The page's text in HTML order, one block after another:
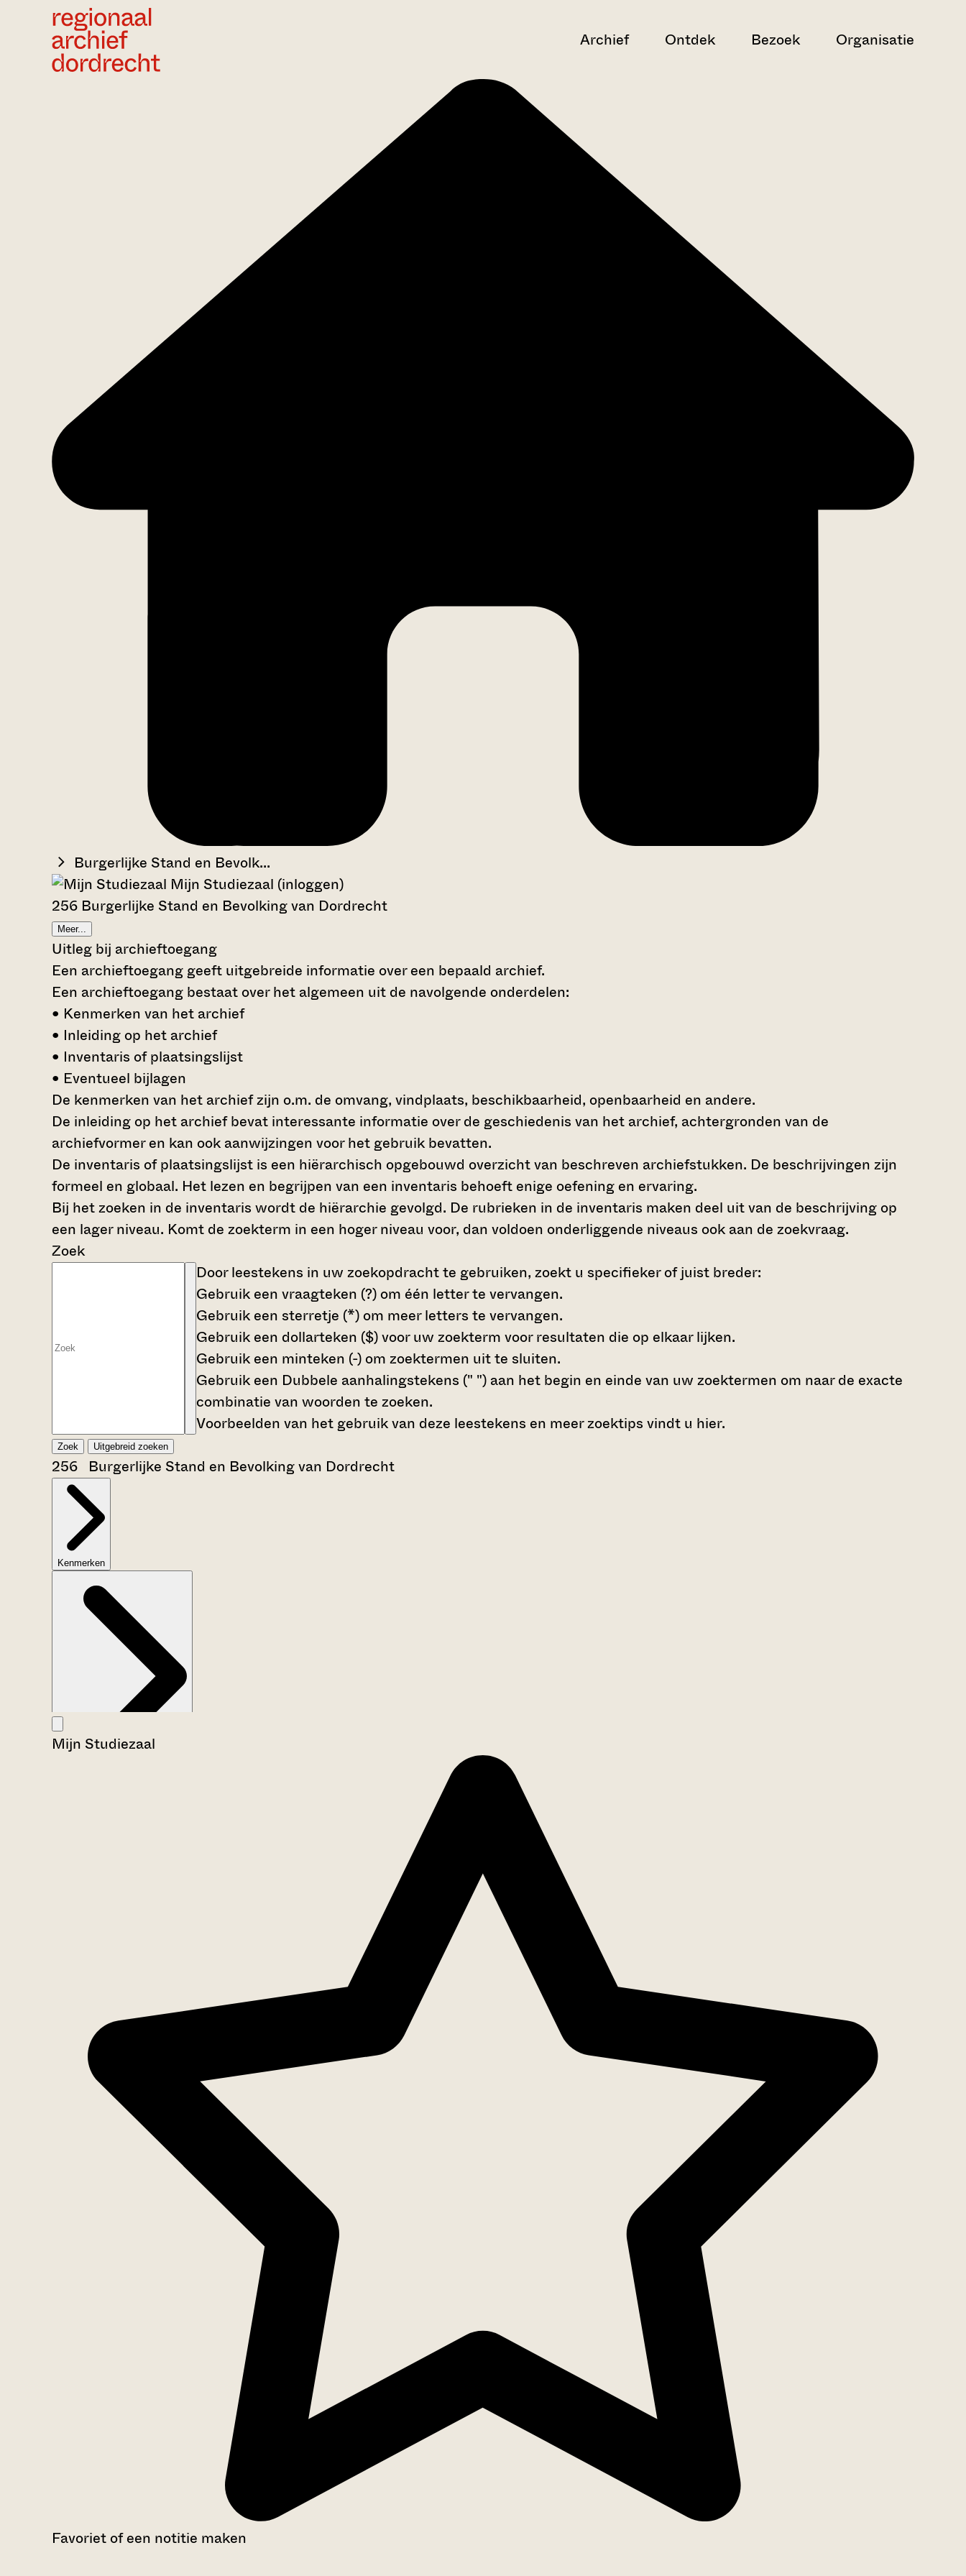
Archief Ontdek Bezoek Organisatie
Burgerlijke Stand en Bevolk...
Mijn Studiezaal (inloggen)
256 Burgerlijke Stand en Bevolking van Dordrecht
Meer...
Uitleg bij archieftoegang
Een archieftoegang geeft uitgebreide informatie over een bepaald archief.
Een archieftoegang bestaat over het algemeen uit de navolgende onderdelen:
• Kenmerken van het archief
• Inleiding op het archief
• Inventaris of plaatsingslijst
• Eventueel bijlagen
De kenmerken van het archief zijn o.m. de omvang, vindplaats, beschikbaarheid, openbaarheid en andere.
De inleiding op het archief bevat interessante informatie over de geschiedenis van het archief, achtergronden van de
archiefvormer en kan ook aanwijzingen voor het gebruik bevatten.
De inventaris of plaatsingslijst is een hiërarchisch opgebouwd overzicht van beschreven archiefstukken. De beschrijvingen zijn
formeel en globaal. Het lezen en begrijpen van een inventaris behoeft enige oefening en ervaring.
Bij het zoeken in de inventaris wordt de hiërarchie gevolgd. De rubrieken in de inventaris maken deel uit van de beschrijving op
een lager niveau. Komt de zoekterm in een hoger niveau voor, dan voldoen onderliggende niveaus ook aan de zoekvraag.
Zoek
Door leestekens in uw zoekopdracht te gebruiken, zoekt u specifieker of juist breder:
Gebruik een vraagteken (?) om één letter te vervangen.
Gebruik een sterretje (*) om meer letters te vervangen.
Gebruik een dollarteken ($)voor uw zoekterm voor resultaten die op elkaar lijken.
Gebruik een minteken (-) om zoektermen uit te sluiten.
Gebruik een Dubbele aanhalingstekens (" ") aan het begin en einde van uw zoektermen om naar de exacte
combinatie van woorden te zoeken.
Voorbeelden van het gebruik van deze leestekens en meer zoektips vindt u hier.
Zoek Uitgebreid zoeken
256 Burgerlijke Stand en Bevolking van Dordrecht
Kenmerken
Mijn Studiezaal
Favoriet of een notitie maken